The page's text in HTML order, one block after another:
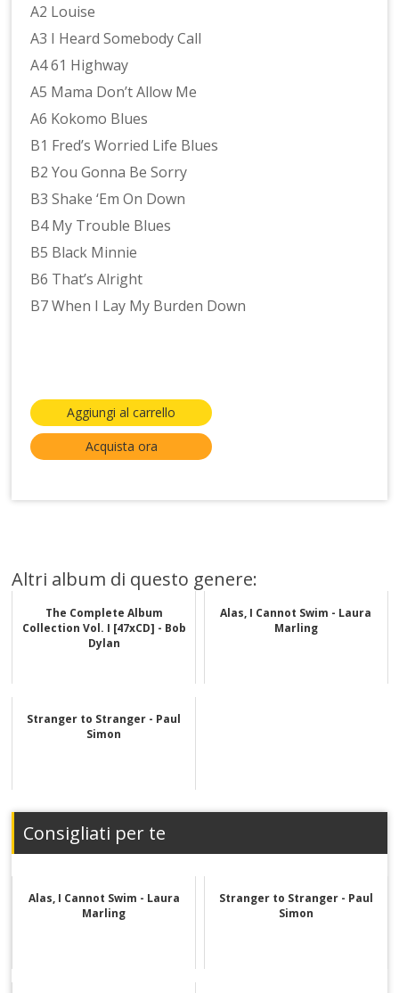
A2 Louise
A3 I Heard Somebody Call
A4 61 Highway
A5 Mama Don’t Allow Me
A6 Kokomo Blues
B1 Fred’s Worried Life Blues
B2 You Gonna Be Sorry
B3 Shake ‘Em On Down
B4 My Trouble Blues
B5 Black Minnie
B6 That’s Alright
B7 When I Lay My Burden Down
Aggiungi al carrello
Acquista ora
Altri album di questo genere:
The Complete Album
Collection Vol. I [47xCD] - Bob
Dylan
Alas, I Cannot Swim - Laura
Marling
Stranger to Stranger - Paul
Simon
Consigliati per te
Alas, I Cannot Swim - Laura
Marling
Stranger to Stranger - Paul
Simon